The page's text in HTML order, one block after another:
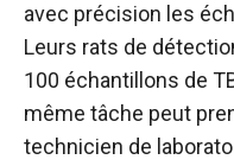
avec précision les
Leurs rats de
100 échantillons de
même tâche peut
technicien de